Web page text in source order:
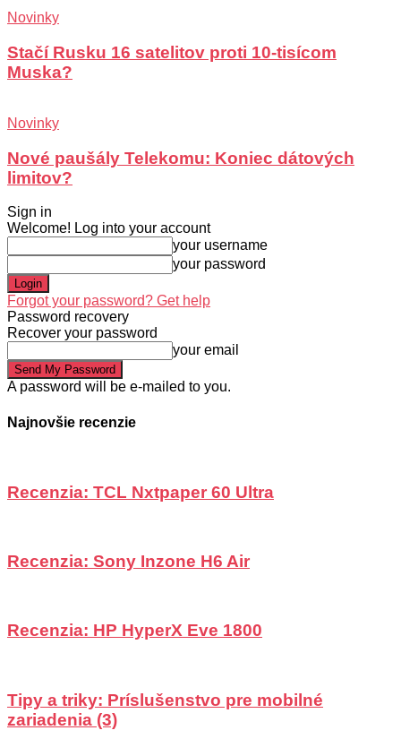
Novinky
Stačí Rusku 16 satelitov proti 10-tisícom
Muska?
Novinky
Nové paušály Telekomu: Koniec dátových
limitov?
Sign in
Welcome! Log into your account
your username
your password
Forgot your password? Get help
Password recovery
Recover your password
your email
A password will be e-mailed to you.
Najnovšie recenzie
Recenzia: TCL Nxtpaper 60 Ultra
Recenzia: Sony Inzone H6 Air
Recenzia: HP HyperX Eve 1800
Tipy a triky: Príslušenstvo pre mobilné
zariadenia (3)